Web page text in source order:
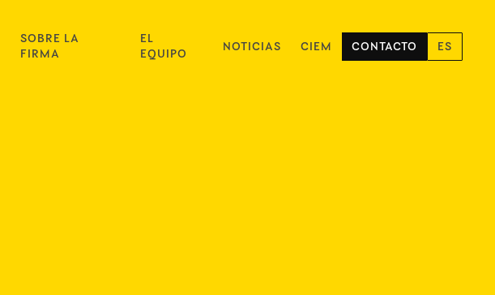
SOBRE LA
FIRMA
EL
EQUIPO
NOTICIAS CIEM CONTACTO ES